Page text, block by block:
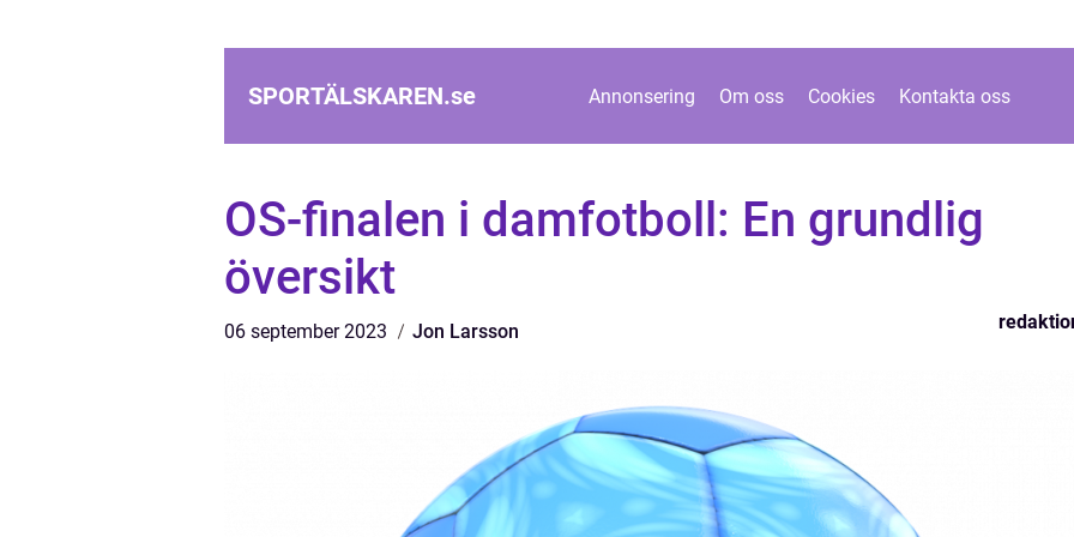
SPORTÄLSKAREN.se Annonsering Om oss Cookies Kontakta oss
OS-finalen i damfotboll: En grundlig
översikt
06 september 2023 Jon Larsson